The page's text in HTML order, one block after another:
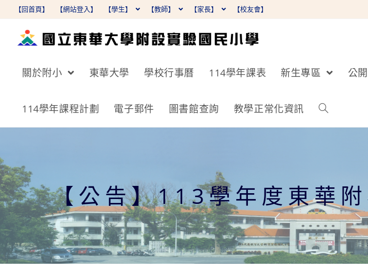
【回首頁】 【網站登入】 【學生】 【教師】 【家長】 【校友會】
關於附小 東華大學 學校行事曆 114學年課表 新生專區 公
114學年課程計劃 電子郵件 圖書館查詢 教學正常化資訊
【公告】113學年度東華